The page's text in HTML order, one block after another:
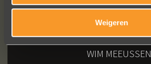
Weigeren
WIM MEEUSSEN